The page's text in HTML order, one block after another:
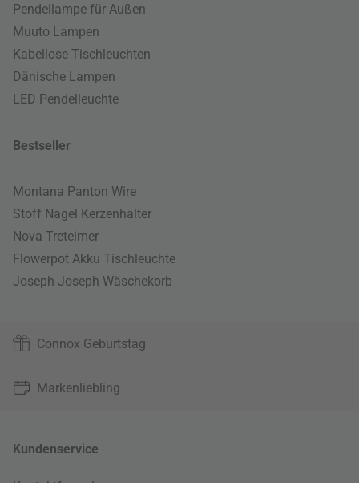
Pendellampe für Außen
Muuto Lampen
Kabellose Tischleuchten
Dänische Lampen
LED Pendelleuchte
Bestseller
Montana Panton Wire
Stoff Nagel Kerzenhalter
Nova Treteimer
Flowerpot Akku Tischleuchte
Joseph Joseph Wäschekorb
Connox Geburtstag
Markenliebling
Kundenservice